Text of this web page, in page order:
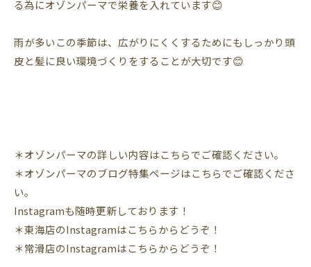
る為にオゾンパーマで栄養を入れています😊
雨が多いこの季節は、広がりにくくするためにもしっかり頭
皮と髪に良い環境づくりをすることが大切です😊
＊オゾンパーマの詳しい内容はこちらでご確認ください。
＊オゾンパーマのブログ特集ページはこちらでご確認くださ
い。
Instagramも随時更新しております！
＊東海店のInstagramはこちらからどうぞ！
＊常滑店のInstagramはこちらからどうぞ！